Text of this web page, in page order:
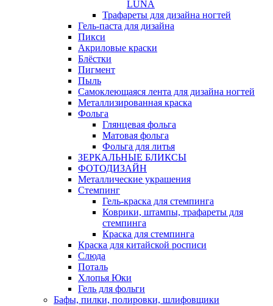
LUNA
Трафареты для дизайна ногтей
Гель-паста для дизайна
Пикси
Акриловые краски
Блёстки
Пигмент
Пыль
Самоклеющаяся лента для дизайна ногтей
Металлизированная краска
Фольга
Глянцевая фольга
Матовая фольга
Фольга для литья
ЗЕРКАЛЬНЫЕ БЛИКСЫ
ФОТОДИЗАЙН
Металлические украшения
Стемпинг
Гель-краска для стемпинга
Коврики, штампы, трафареты для
стемпинга
Краска для стемпинга
Краска для китайской росписи
Слюда
Поталь
Хлопья Юки
Гель для фольги
Бафы, пилки, полировки, шлифовщики